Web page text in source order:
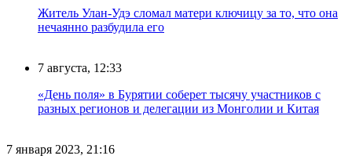
Житель Улан-Удэ сломал матери ключицу за то, что она
нечаянно разбудила его
7 августа, 12:33
«День поля» в Бурятии соберет тысячу участников с
разных регионов и делегации из Монголии и Китая
7 января 2023, 21:16